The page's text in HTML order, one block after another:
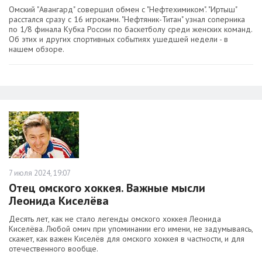
Омский "Авангард" совершил обмен с "Нефтехимиком". "Иртыш"
расстался сразу с 16 игроками. "Нефтяник-Титан" узнал соперника
по 1/8 финала Кубка России по баскетболу среди женских команд.
Об этих и других спортивных событиях ушедшей недели - в
нашем обзоре.
7 июля 2024, 19:07
Отец омского хоккея. Важные мысли
Леонида Киселёва
Десять лет, как не стало легенды омского хоккея Леонида
Киселёва. Любой омич при упоминании его имени, не задумываясь,
скажет, как важен Киселёв для омского хоккея в частности, и для
отечественного вообще.